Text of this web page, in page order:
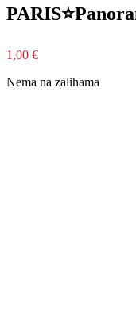
1,00 €
Nema na zalihama